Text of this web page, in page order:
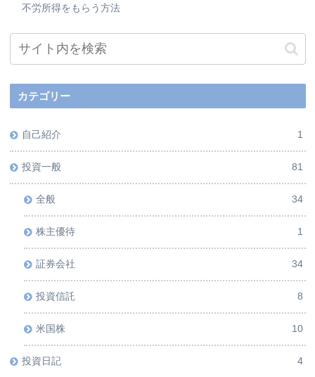
不労所得をもらう方法
カテゴリー
自己紹介 1
投資一般 81
全般 34
株主優待 1
証券会社 34
投資信託 8
米国株 10
投資日記 4